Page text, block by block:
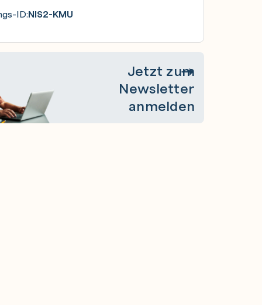
ID:NIS2-KMU
Jetzt zum
Newsletter
anmelden